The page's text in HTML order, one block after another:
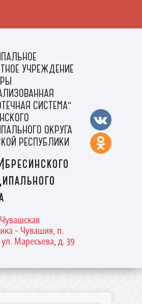
УЧРЕЖДЕНИЕ
СИСТЕМА"
ОКРУГА
РЕСПУБЛИКИ
- Чувашия, п.
Маресьева, д. 39